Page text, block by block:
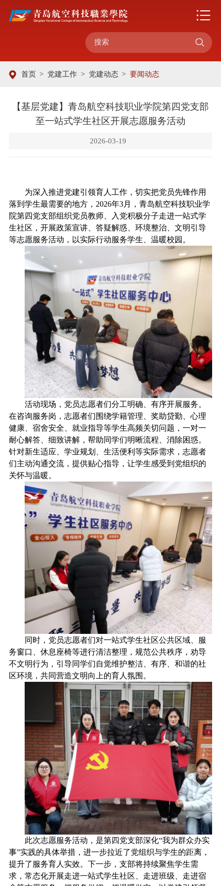

首页 > 党建工作 > 党建动态 > 要闻动态
【基层党建】青岛航空科技职业学院第四党支部
至一站式学生社区开展志愿服务活动
2026-03-19
为深入推进党建引领育人工作，切实把党员先锋作用
落到学生最需要的地方， 2026年3月，青岛航空科技职业学
院第四党支部组织党员教师、入党积极分子走进一站式学
生社区 ，开展政策宣讲、答疑解惑、环境整治、文明引导
等志愿服务活动，以实际行动服务学生、温暖校园。
活动现场，党员志愿者们分工明确、有序开展服务。
在咨询服务岗，志愿者们围绕学籍管理、奖助贷勤、心理
健康、宿舍安全、就业指导等学生高频关切问题，一对一
耐心解答、细致讲解，帮助同学们明晰流程、消除困惑。
针对新生适应、学业规划、生活便利等实际需求，志愿者
们主动沟通交流，提供贴心指导，让学生感受到党组织的
关怀与温暖。
同时，党员志愿者们对一站式学生社区公共区域、服
务窗口、休息座椅等进行清洁整理，规范公共秩序，劝导
不文明行为，引导同学们自觉维护整洁、有序、和谐的社
区环境，共同营造文明向上的育人氛围。
此次志愿服务活动，是第四党支部深化“我为群众办实
事”实践的具体举措，进一步拉近了党组织与学生的距离，
提升了服务育人实效。下一步，支部将持续聚焦学生需
求，常态化开展走进一站式学生社区、走进班级、走进宿